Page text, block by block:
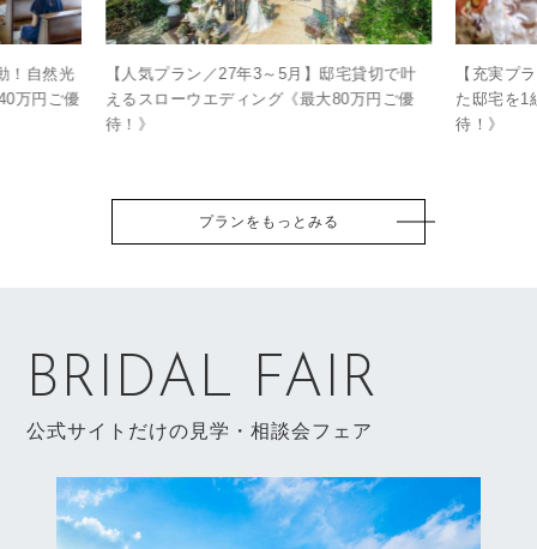
！自然光
万円ご優
【人気プラン／27年3～5月】邸宅貸切で叶
えるスローウエディング《最大80万円ご優
待！》
【充実プ
た邸宅を1
待！》
プランをもっとみる
BRIDAL FAIR
公式サイトだけの見学・相談会フェア